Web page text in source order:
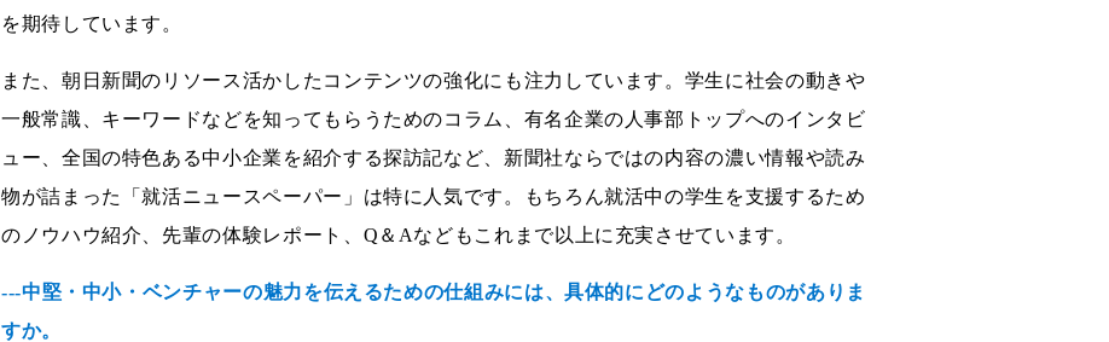
を期待しています。
また、朝日新聞のリソース活かしたコンテンツの強化にも注力しています。学生に社会の動きや
一般常識、キーワードなどを知ってもらうためのコラム、有名企業の人事部トップへのインタビ
ュー、全国の特色ある中小企業を紹介する探訪記など、新聞社ならではの内容の濃い情報や読み
物が詰まった「就活ニュースペーパー」は特に人気です。もちろん就活中の学生を支援するため
のノウハウ紹介、先輩の体験レポート、Q＆Aなどもこれまで以上に充実させています。
---中堅・中小・ベンチャーの魅力を伝えるための仕組みには、具体的にどのようなものがありま
すか。